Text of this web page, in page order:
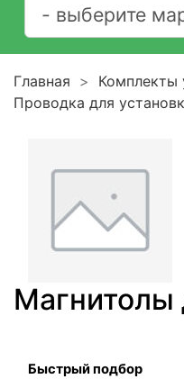
Главная
Комплекты
Проводка для
Магнитолы
Быстрый подбор